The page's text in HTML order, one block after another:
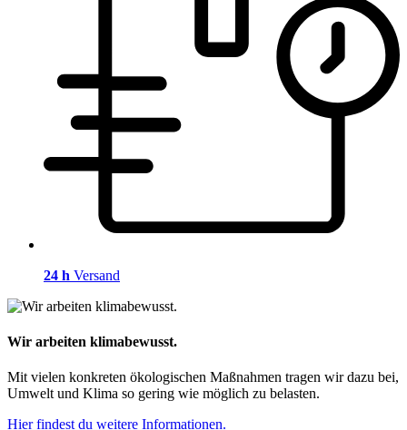
24 h Versand
Wir arbeiten klimabewusst.
Mit vielen konkreten ökologischen Maßnahmen tragen wir dazu bei,
Umwelt und Klima so gering wie möglich zu belasten.
Hier findest du weitere Informationen.